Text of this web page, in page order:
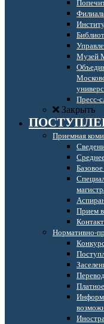
Музей
Пресс-
Закрыть
Приемная
Прием
Нормативно-